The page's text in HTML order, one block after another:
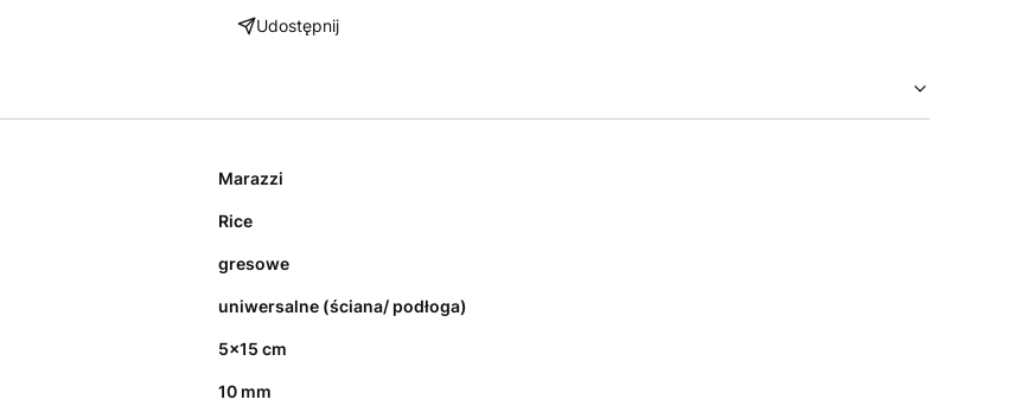
Udostępnij
Marazzi
Rice
gresowe
uniwersalne (ściana/ podłoga)
5x15 cm
10 mm